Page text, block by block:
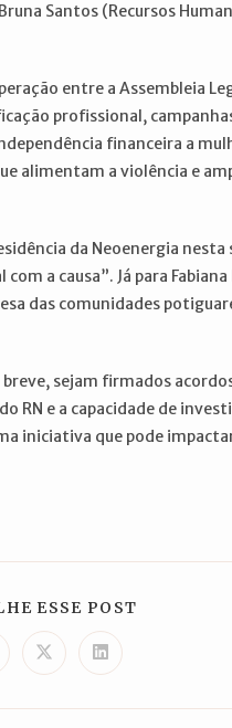
Santos (Recursos
entre a Assembleia
profissional,
financeira a
alimentam a violência e
da Neoenergia nesta
a causa”. Já para
das comunidades
sejam firmados
RN e a capacidade de
iniciativa que pode
ESSE POST
Abre
em
nova
Abre
em
nova